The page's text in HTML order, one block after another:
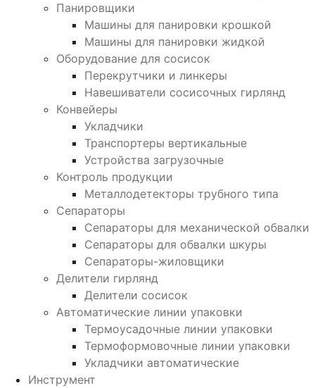
Панировщики
Машины для панировки крошкой
Машины для панировки жидкой
Оборудование для сосисок
Перекрутчики и линкеры
Навешиватели сосисочных гирлянд
Конвейеры
Укладчики
Транспортеры вертикальные
Устройства загрузочные
Контроль продукции
Металлодетекторы трубного типа
Сепараторы
Сепараторы для механической обвалки
Сепараторы для обвалки шкуры
Сепараторы-жиловщики
Делители гирлянд
Делители сосисок
Автоматические линии упаковки
Термоусадочные линии упаковки
Термоформовочные линии упаковки
Укладчики автоматические
Инструмент